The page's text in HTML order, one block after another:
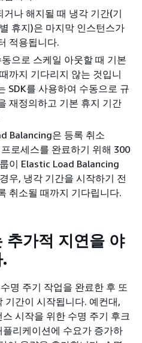
나 해지될 때 냉각 기간(기
휴지)은 마지막 인스턴스가
적용됩니다.
으로 스케일 아웃할 때 기본
까지 기다리지 않는 것입니
SDK를 사용하여 수동으로 규
재정의하고 기본 휴지 기간
Balancing은 등록 취소
로세스를 완료하기 위해 300
이 Elastic Load Balancing
우, 냉각 기간을 시작하기 전
취소될 때까지 기다립니다.
추가적 지연을 야
명 주기 작업을 완료한 후 또
기간이 시작됩니다. 예컨대,
시작을 위한 수명 주기 후크
리케이션에 수요가 증가하